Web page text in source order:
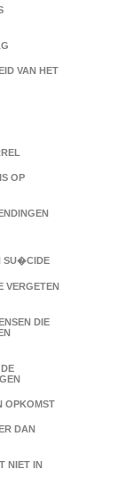
VAN HET
OP
SU�CIDE
VERGETEN
DIE
OPKOMST
DAN
NIET IN